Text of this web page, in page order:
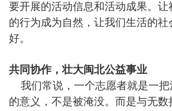
要开展的活动信息和活动成果。让
的行为成为自然，让我们生活的社
好。
共同协作，壮大闽北公益事业
我们常说，一个志愿者就是一把
的意义，不是被淹没。而是与无数